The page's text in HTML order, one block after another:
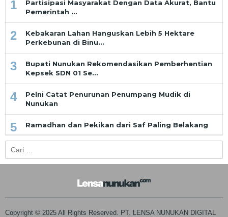
1
Partisipasi Masyarakat Dengan Data Akurat, Bantu
Pemerintah …
2
Kebakaran Lahan Hanguskan Lebih 5 Hektare
Perkebunan di Binu…
3
Bupati Nunukan Rekomendasikan Pemberhentian
Kepsek SDN 01 Se…
4
Pelni Catat Penurunan Penumpang Mudik di
Nunukan
5 Ramadhan dan Pekikan dari Saf Paling Belakang
untuk:
Copyright © 2025 All Rights Reserved. PT. LENSA NUNUKAN DIGITAL